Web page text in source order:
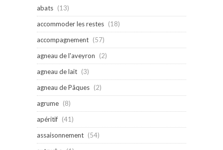
abats (13)
accommoder les restes (18)
accompagnement (57)
agneau de l'aveyron
(2)
agneau de lait (3)
agneau de Pâques (2)
agrume (8)
apéritif (41)
assaisonnement (54)